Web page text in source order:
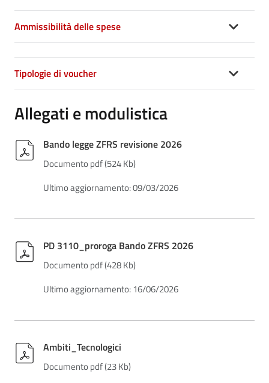
Ammissibilità delle spese
Tipologie di voucher
Allegati e modulistica
Bando legge ZFRS revisione 2026
Documento pdf (524 Kb)
Ultimo aggiornamento: 09/03/2026
PD 3110_proroga Bando ZFRS 2026
Documento pdf (428 Kb)
Ultimo aggiornamento: 16/06/2026
Ambiti_Tecnologici
Documento pdf (23 Kb)